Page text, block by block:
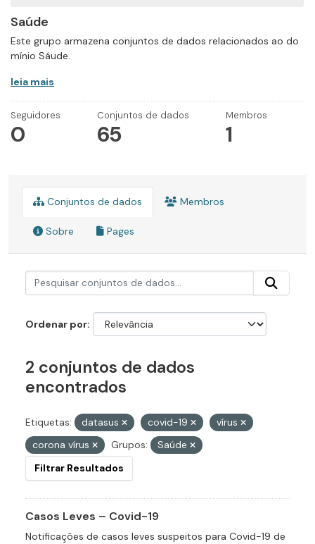
Saúde
Este grupo armazena conjuntos de dados relacionados ao do
mínio Sáude.
leia mais
Seguidores
0
Conjuntos de dados
65
Membros
1
Conjuntos de dados Membros
Sobre Pages
Ordenar por
2 conjuntos de dados
encontrados
Etiquetas: datasus covid-19
vírus
corona vírus
Grupos:
Saúde
Filtrar Resultados
Casos Leves – Covid-19
Notificações de casos leves suspeitos para Covid-19 de